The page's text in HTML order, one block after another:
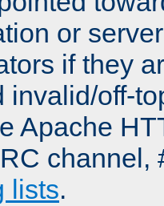
or
if they
invalid/off-
Apache
channel,
lists.